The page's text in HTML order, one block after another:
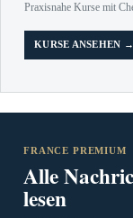
Praxisnahe Kurse mit
KURSE ANSEHEN →
FRANCE PREMIUM
Alle
lesen